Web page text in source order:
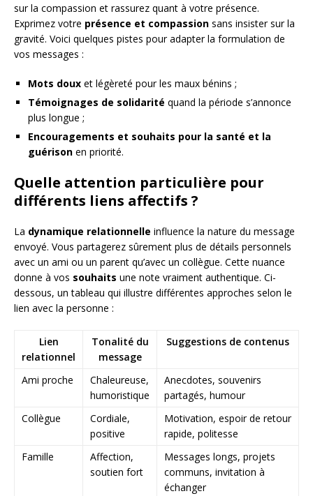
sur la compassion et rassurez quant à votre présence.
Exprimez votre présence et compassion sans insister sur la
gravité. Voici quelques pistes pour adapter la formulation de
vos messages :
Mots doux et légèreté pour les maux bénins ;
Témoignages de solidarité quand la période s’annonce
plus longue ;
Encouragements et souhaits pour la santé et la
guérison en priorité.
Quelle attention particulière pour
différents liens affectifs ?
La dynamique relationnelle influence la nature du message
envoyé. Vous partagerez sûrement plus de détails personnels
avec un ami ou un parent qu’avec un collègue. Cette nuance
donne à vos souhaits une note vraiment authentique. Ci-
dessous, un tableau qui illustre différentes approches selon le
lien avec la personne :
Lien
relationnel
Tonalité du
message
Suggestions de contenus
Ami proche
Chaleureuse,
humoristique
Anecdotes, souvenirs
partagés, humour
Collègue
Cordiale,
positive
Motivation, espoir de retour
rapide, politesse
Famille
Affection,
soutien fort
Messages longs, projets
communs, invitation à
échanger